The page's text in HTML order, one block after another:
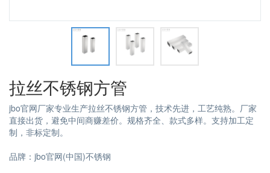
拉丝不锈钢方管
jbo官网厂家专业生产拉丝不锈钢方管，技术先进，工艺纯熟。厂家
直接出货，避免中间商赚差价。规格齐全、款式多样。支持加工定
制，非标定制。
品牌：jbo官网(中国)不锈钢